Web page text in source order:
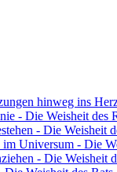
hinweg ins
- Die Weisheit des
- Die Weisheit
Universum - Die
- Die Weisheit